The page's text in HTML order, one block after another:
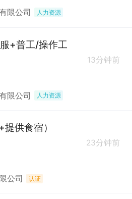
限公司 人力资源
+普工/操作工
13分钟前
限公司 人力资源
供食宿）
23分钟前
公司 认证